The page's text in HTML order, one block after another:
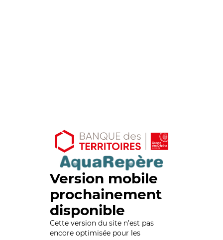
Version mobile
prochainement
disponible
Cette version du site n’est pas
encore optimisée pour les